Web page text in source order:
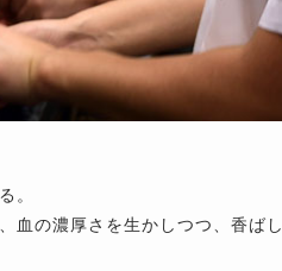
。
血の濃厚さを生かしつつ、香ばし